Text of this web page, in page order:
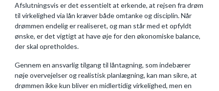
Afslutningsvis er det essentielt at erkende, at rejsen fra drøm
til virkelighed via lån kræver både omtanke og disciplin. Når
drømmen endelig er realiseret, og man står med et opfyldt
ønske, er det vigtigt at have øje for den økonomiske balance,
der skal opretholdes.
Gennem en ansvarlig tilgang til låntagning, som indebærer
nøje overvejelser og realistisk planlægning, kan man sikre, at
drømmen ikke kun bliver en midlertidig virkelighed, men en